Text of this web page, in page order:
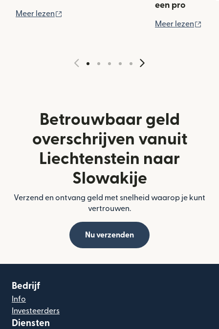
Meer lezen
een pro
Meer lezen
Betrouwbaar geld
overschrijven vanuit
Liechtenstein naar
Slowakije
Verzend en ontvang geld met snelheid waarop je kunt
vertrouwen.
Nu verzenden
Bedrijf
Info
Investeerders
Diensten